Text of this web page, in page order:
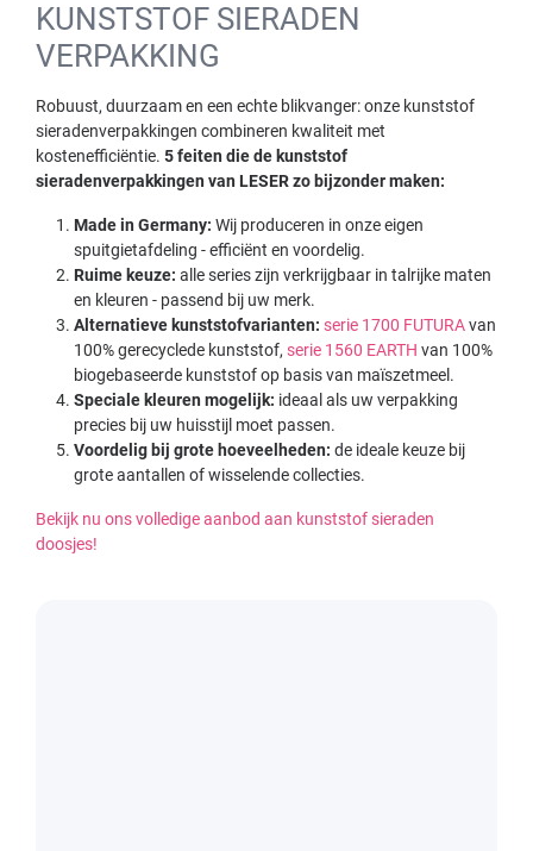
KUNSTSTOF SIERADEN
VERPAKKING
Robuust, duurzaam en een echte blikvanger: onze kunststof
sieradenverpakkingen combineren kwaliteit met
kostenefficiëntie. 5 feiten die de kunststof
sieradenverpakkingen van LESER zo bijzonder maken:
Made in Germany: Wij produceren in onze eigen
spuitgietafdeling - efficiënt en voordelig.
Ruime keuze: alle series zijn verkrijgbaar in talrijke maten
en kleuren - passend bij uw merk.
Alternatieve kunststofvarianten: serie 1700 FUTURAvan
100% gerecyclede kunststof, serie 1560 EARTH van 100%
biogebaseerde kunststof op basis van maïszetmeel.
Speciale kleuren mogelijk: ideaal als uw verpakking
precies bij uw huisstijl moet passen.
Voordelig bij grote hoeveelheden: de ideale keuze bij
grote aantallen of wisselende collecties.
Bekijk nu ons volledige aanbod aan kunststof sieraden
doosjes!